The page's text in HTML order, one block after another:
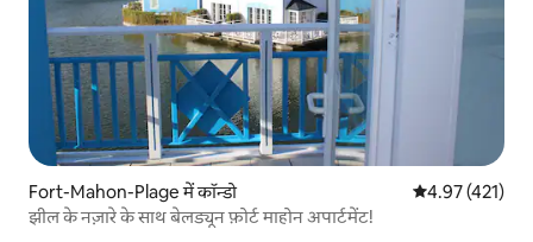
Fort-Mahon-Plage में कॉन्डो औसत रेटिंग 5 में से
4.97 (421)
झील के नज़ारे के साथ बेलड्यून फ़ोर्ट माहोन अपार्टमेंट!